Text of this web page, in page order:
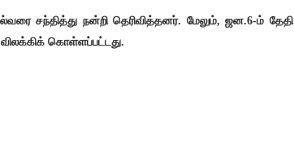
சந்தித்து நன்றி தெரிவித்தனர். மேலும், ஜன.6-ம் தேதி
விலக்கிக் கொள்ளப்பட்டது.